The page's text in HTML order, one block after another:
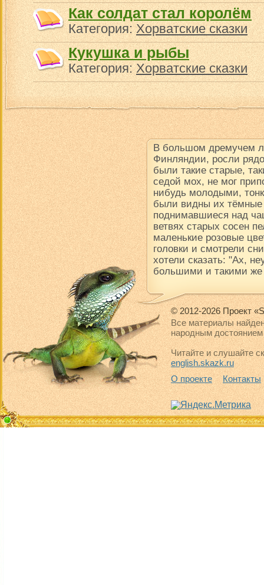
Как солдат стал королём
Категория:Хорватские сказки
Кукушка и рыбы
Категория:Хорватские сказки
В большом дремучем
Финляндии, росли
были такие старые,
седой мох, не мог
нибудь молодыми,
были видны их
поднимавшиеся над
ветвях старых сосен
маленькие розовые
головки и смотрели
хотели сказать: "Ах,
большими и такими
© 2012-2026 Проект
Все материалы
народным достоянием
Читайте и слушайте
english.skazk.ru
О проекте
Контакты